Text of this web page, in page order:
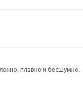
плавно и бесшумно.